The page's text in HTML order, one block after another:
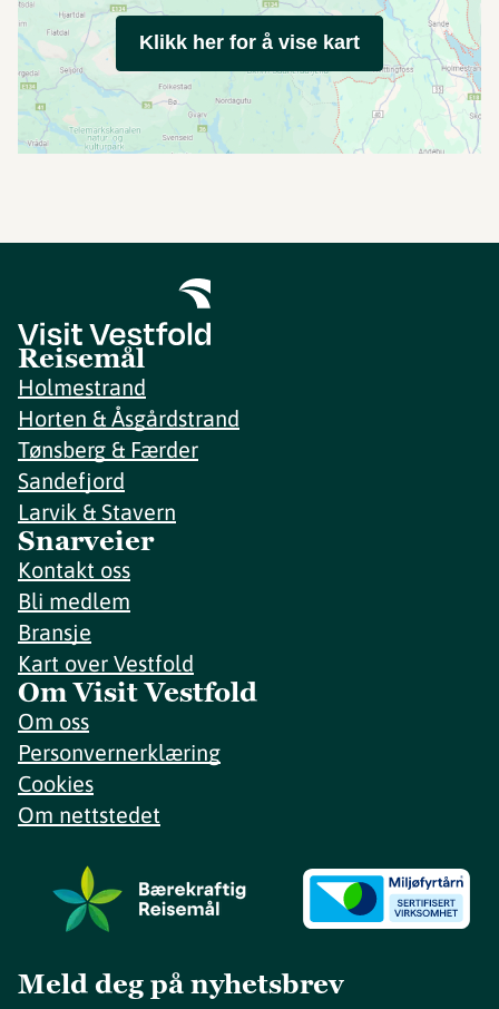
Klikk her for å vise kart
Reisemål
Holmestrand
Horten & Åsgårdstrand
Tønsberg & Færder
Sandefjord
Larvik & Stavern
Snarveier
Kontakt oss
Bli medlem
Bransje
Kart over Vestfold
Om Visit Vestfold
Om oss
Personvernerklæring
Cookies
Om nettstedet
Meld deg på nyhetsbrev